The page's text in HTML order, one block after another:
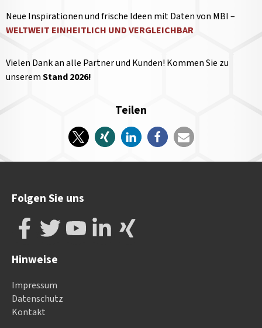
Neue Inspirationen und frische Ideen mit Daten von MBI –
WELTWEIT EINHEITLICH UND VERGLEICHBAR
Vielen Dank an alle Partner und Kunden! Kommen Sie zu
unseremStand 2026!
Teilen
Folgen Sie uns
Hinweise
Impressum
Datenschutz
Kontakt